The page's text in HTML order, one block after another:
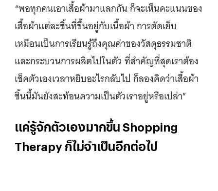
“พอทุกคนเอาเสื้อผ้ามาแลกกัน ก็จะเห็นคะแนนของ
เสื้อผ้าแต่ละชิ้นที่ขึ้นอยู่กับเนื้อผ้า การตัดเย็บ
เหมือนเป็นการเรียนรู้ถึงคุณค่าของวัสดุธรรมชาติ
และกระบวนการผลิตไปในตัว ที่สำคัญที่สุดเราต้อง
เช็คตัวเองเวลาหยิบอะไรกลับไป ก็ลองคิดว่าเสื้อผ้า
ชิ้นนี้มันยังสะท้อนความเป็นตัวเราอยู่หรือเปล่า”
แค่รู้จักตัวเองมากขึ้น Shopping
Therapy ก็ไม่จำเป็นอีกต่อไป